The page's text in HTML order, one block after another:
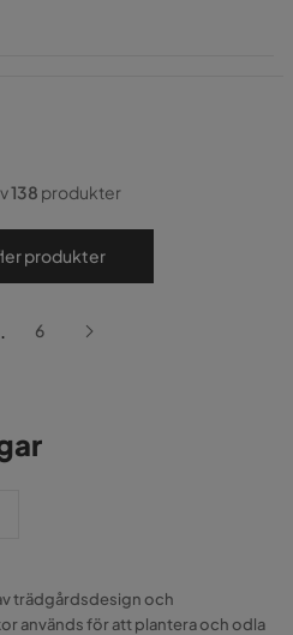
138 produkter
produkter
6
trädgårdsdesign och
används för att plantera och odla